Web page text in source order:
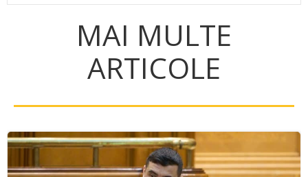
MAI MULTE
ARTICOLE